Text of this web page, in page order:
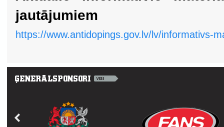
jautājumiem
https://www.antidopings.gov.lv/lv/informativs-